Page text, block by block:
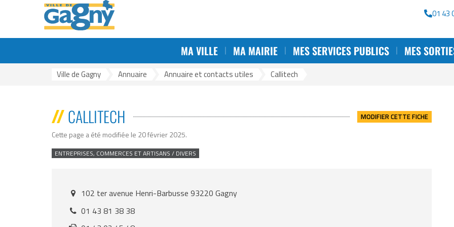
Gestion des traceursAller au menu Aller au contenu
01 43
MA VILLE MA MAIRIE MES SERVICES PUBLICS MES
Ville de Gagny Annuaire Annuaire et contacts utiles Callitech
CALLITECH MODIFIER CETTE FICHE
Cette page a été modifiée le 20 février 2025.
ENTREPRISES, COMMERCES ET ARTISANS / DIVERS
Addresse
102 ter avenue Henri-Barbusse 93220 Gagny
Téléphone
01 43 81 38 38